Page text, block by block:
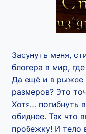
Засунуть меня,
блогера в мир,
Да ещё и в рыжее
размеров? Это
Хотя… погибнуть
обиднее. Так что
пробежку! И тело